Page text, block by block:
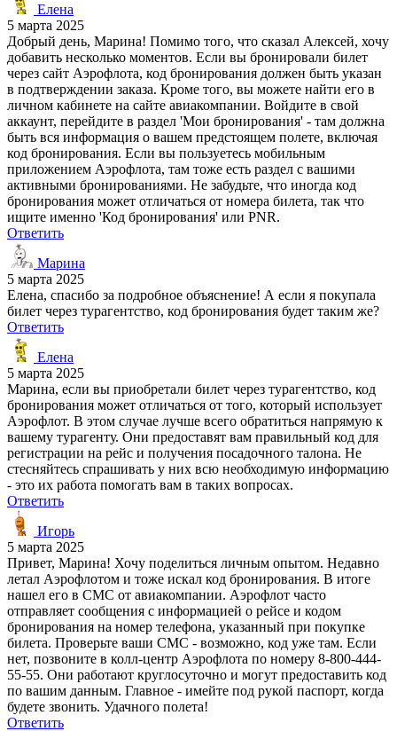
Елена
5 марта 2025
Добрый день, Марина! Помимо того, что сказал Алексей, хочу
добавить несколько моментов. Если вы бронировали билет
через сайт Аэрофлота, код бронирования должен быть указан
в подтверждении заказа. Кроме того, вы можете найти его в
личном кабинете на сайте авиакомпании. Войдите в свой
аккаунт, перейдите в раздел 'Мои бронирования' - там должна
быть вся информация о вашем предстоящем полете, включая
код бронирования. Если вы пользуетесь мобильным
приложением Аэрофлота, там тоже есть раздел с вашими
активными бронированиями. Не забудьте, что иногда код
бронирования может отличаться от номера билета, так что
ищите именно 'Код бронирования' или PNR.
Ответить
Марина
5 марта 2025
Елена, спасибо за подробное объяснение! А если я покупала
билет через турагентство, код бронирования будет таким же?
Ответить
Елена
5 марта 2025
Марина, если вы приобретали билет через турагентство, код
бронирования может отличаться от того, который использует
Аэрофлот. В этом случае лучше всего обратиться напрямую к
вашему турагенту. Они предоставят вам правильный код для
регистрации на рейс и получения посадочного талона. Не
стесняйтесь спрашивать у них всю необходимую информацию
- это их работа помогать вам в таких вопросах.
Ответить
Игорь
5 марта 2025
Привет, Марина! Хочу поделиться личным опытом. Недавно
летал Аэрофлотом и тоже искал код бронирования. В итоге
нашел его в СМС от авиакомпании. Аэрофлот часто
отправляет сообщения с информацией о рейсе и кодом
бронирования на номер телефона, указанный при покупке
билета. Проверьте ваши СМС - возможно, код уже там. Если
нет, позвоните в колл-центр Аэрофлота по номеру 8-800-444-
55-55. Они работают круглосуточно и могут предоставить код
по вашим данным. Главное - имейте под рукой паспорт, когда
будете звонить. Удачного полета!
Ответить